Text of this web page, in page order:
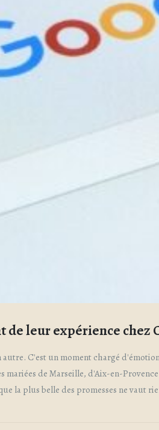
leur expérience chez
C'est un moment chargé
mariées de Marseille, d'Aix-en-
la plus belle des promesses ne vaut